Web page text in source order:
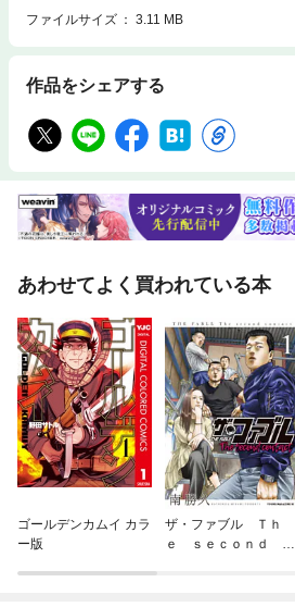
ファイルサイズ
3.11 MB
作品をシェアする
あわせてよく買われている本
ゴールデンカムイ カラ
ー版
ザ・ファブル Ｔｈ
ｅ ｓｅｃｏｎｄ ｃ